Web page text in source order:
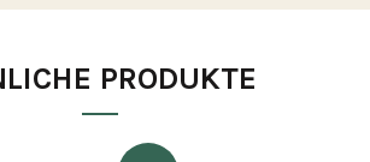
PRODUKTE